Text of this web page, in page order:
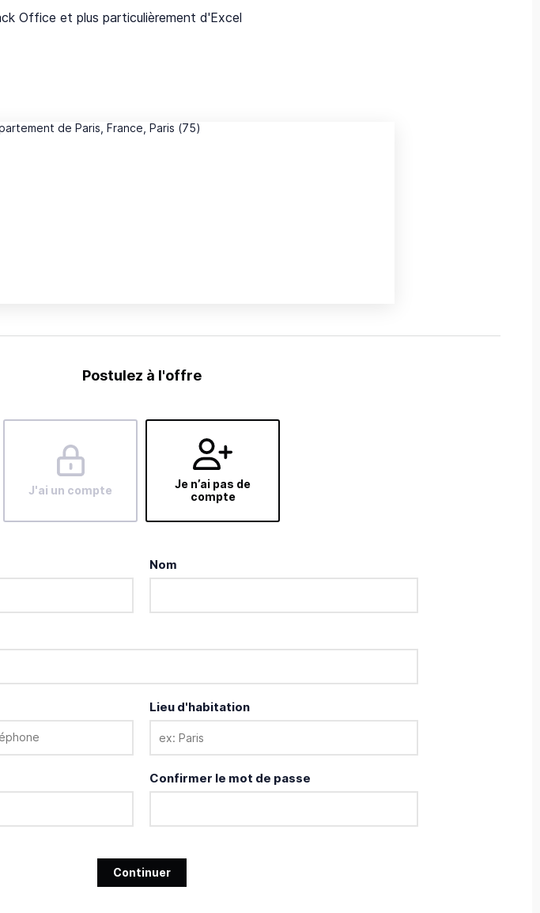
Office et plus particulièrement d'Excel
Postulez à l'offre
J'ai un compte
Je n’ai pas de
compte
Nom
Lieu d'habitation
Confirmer le mot de passe
Continuer